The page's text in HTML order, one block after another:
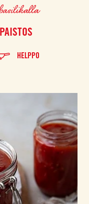
HELPPO